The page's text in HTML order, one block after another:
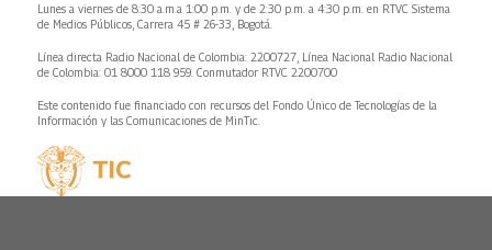
Lunes a viernes de 8:30 a.m.a 1:00 p.m. y de 2:30 p.m. a 4:30 p.m. en RTVC Sistema
de Medios Públicos, Carrera 45 # 26-33, Bogotá.
Línea directa Radio Nacional de Colombia: 2200727, Línea Nacional Radio Nacional
de Colombia: 01 8000 118 959. Conmutador RTVC 2200700
Este contenido fue financiado con recursos del Fondo Único de Tecnologías de la
Información y las Comunicaciones de MinTic.